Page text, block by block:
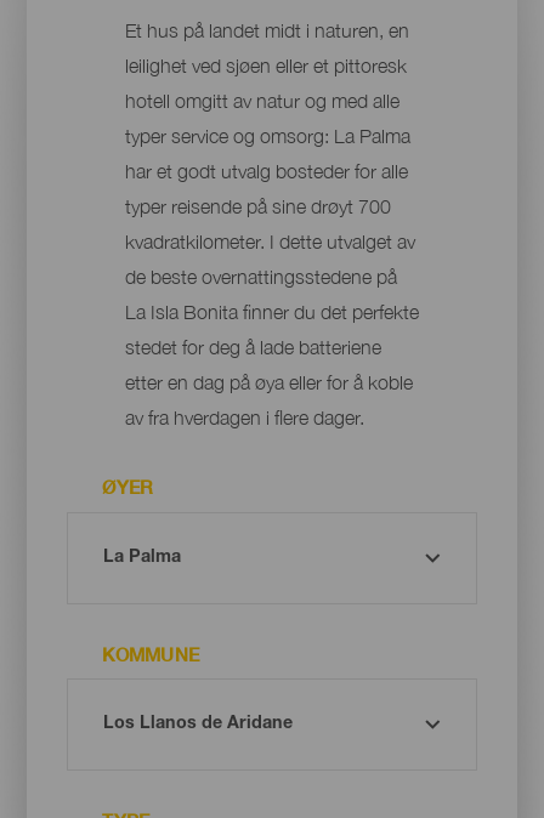
Et hus på landet midt i naturen, en
leilighet ved sjøen eller et pittoresk
hotell omgitt av natur og med alle
typer service og omsorg: La Palma
har et godt utvalg bosteder for alle
typer reisende på sine drøyt 700
kvadratkilometer. I dette utvalget av
de beste overnattingsstedene på
La Isla Bonita finner du det perfekte
stedet for deg å lade batteriene
etter en dag på øya eller for å koble
av fra hverdagen i flere dager.
ØYER
KOMMUNE